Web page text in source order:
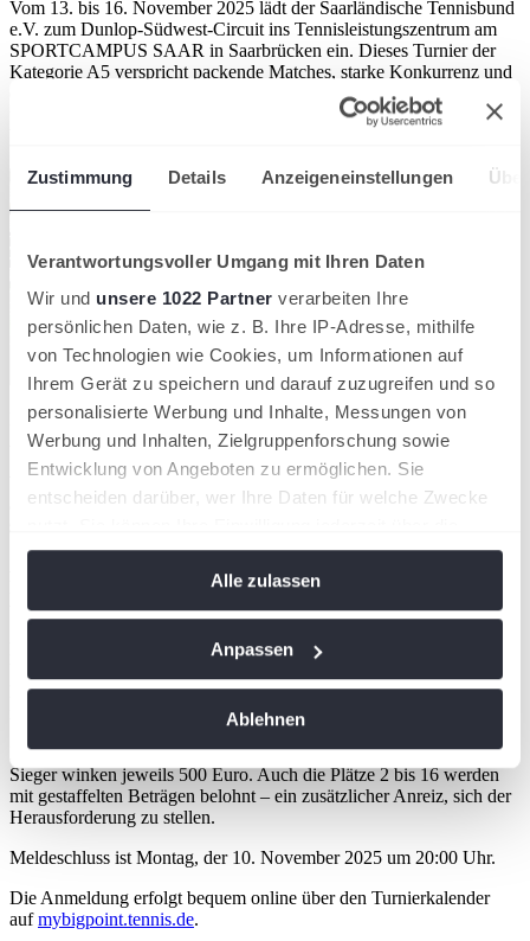
Zustimmung Details Anzeigeneinstellungen
Verantwortungsvoller Umgang mit Ihren Daten
Wir und unsere 1022 Partner verarbeiten Ihre
persönlichen Daten, wie z. B. Ihre IP-Adresse, mithilfe
von Technologien wie Cookies, um Informationen auf
Ihrem Gerät zu speichern und darauf zuzugreifen und so
personalisierte Werbung und Inhalte, Messungen von
Werbung und Inhalten, Zielgruppenforschung sowie
Entwicklung von Angeboten zu ermöglichen. Sie
entscheiden darüber, wer Ihre Daten für welche Zwecke
Cookie-Erklärung oder durch Klicken auf das Privacy
Trigger Symbol ändern oder widerrufen
Wenn Sie es erlauben, würden wir auch gerne:
bestimmten Merkmalen (Fingerprinting) identifizieren
Erfahren Sie mehr darüber, wie Ihre persönlichen Daten
verarbeitet werden, und legen Sie Ihre Präferenzen im
Wir verwenden Cookies, um Inhalte und Anzeigen zu
Alle zulassen
Anpassen
Ablehnen
Vom 13. bis 16. November 2025 lädt der Saarländische Tennisbund
e.V. zum Dunlop-Südwest-Circuit ins Tennisleistungszentrum am
SPORTCAMPUS SAAR in Saarbrücken ein. Dieses Turnier der
Kategorie A5 verspricht packende Matches, starke Konkurrenz und
ein sportliches Erlebnis der Extraklasse – für Spielerinnen, Spieler
Im Damen- und Herren-Hauptfeld treten jeweils 32 Athletinnen und
Athleten an. Die Plätze setzen sich zusammen aus 20 gesetzten
Spielerinnen und Spielern nach Rangliste, 8 Qualifikanten und 4
Wild-Card-Inhaberinnen bzw. -Inhabern. Die Qualifikation beginnt
am Donnerstag, den 13. November ab 14:00 Uhr. Das Hauptfeld
kämpfen um den Einzug ins Hauptfeld – jeweils 12 nach Rangliste
und 4 über Wild-Cards.
Die Halbfinalspiele finden am Sonntag, den 16. November ab 09:00
Herrenfinale um 14:00 Uhr. Spannung bis zum letzten Ballwechsel
Das Preisgeld kann sich sehen lassen: Für die Siegerinnen und
Sieger winken jeweils 500 Euro. Auch die Plätze 2 bis 16 werden
mit gestaffelten Beträgen belohnt – ein zusätzlicher Anreiz, sich der
Herausforderung zu stellen.
Meldeschluss ist Montag, der 10. November 2025 um 20:00 Uhr.
Die Anmeldung erfolgt bequem online über den Turnierkalender
aufmybigpoint.tennis.de.